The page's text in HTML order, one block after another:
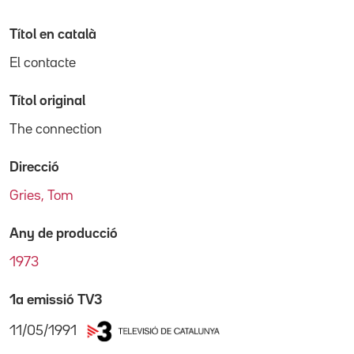
Títol en català
El contacte
Títol original
The connection
Direcció
Gries, Tom
Any de producció
1973
1a emissió TV3
11/05/1991